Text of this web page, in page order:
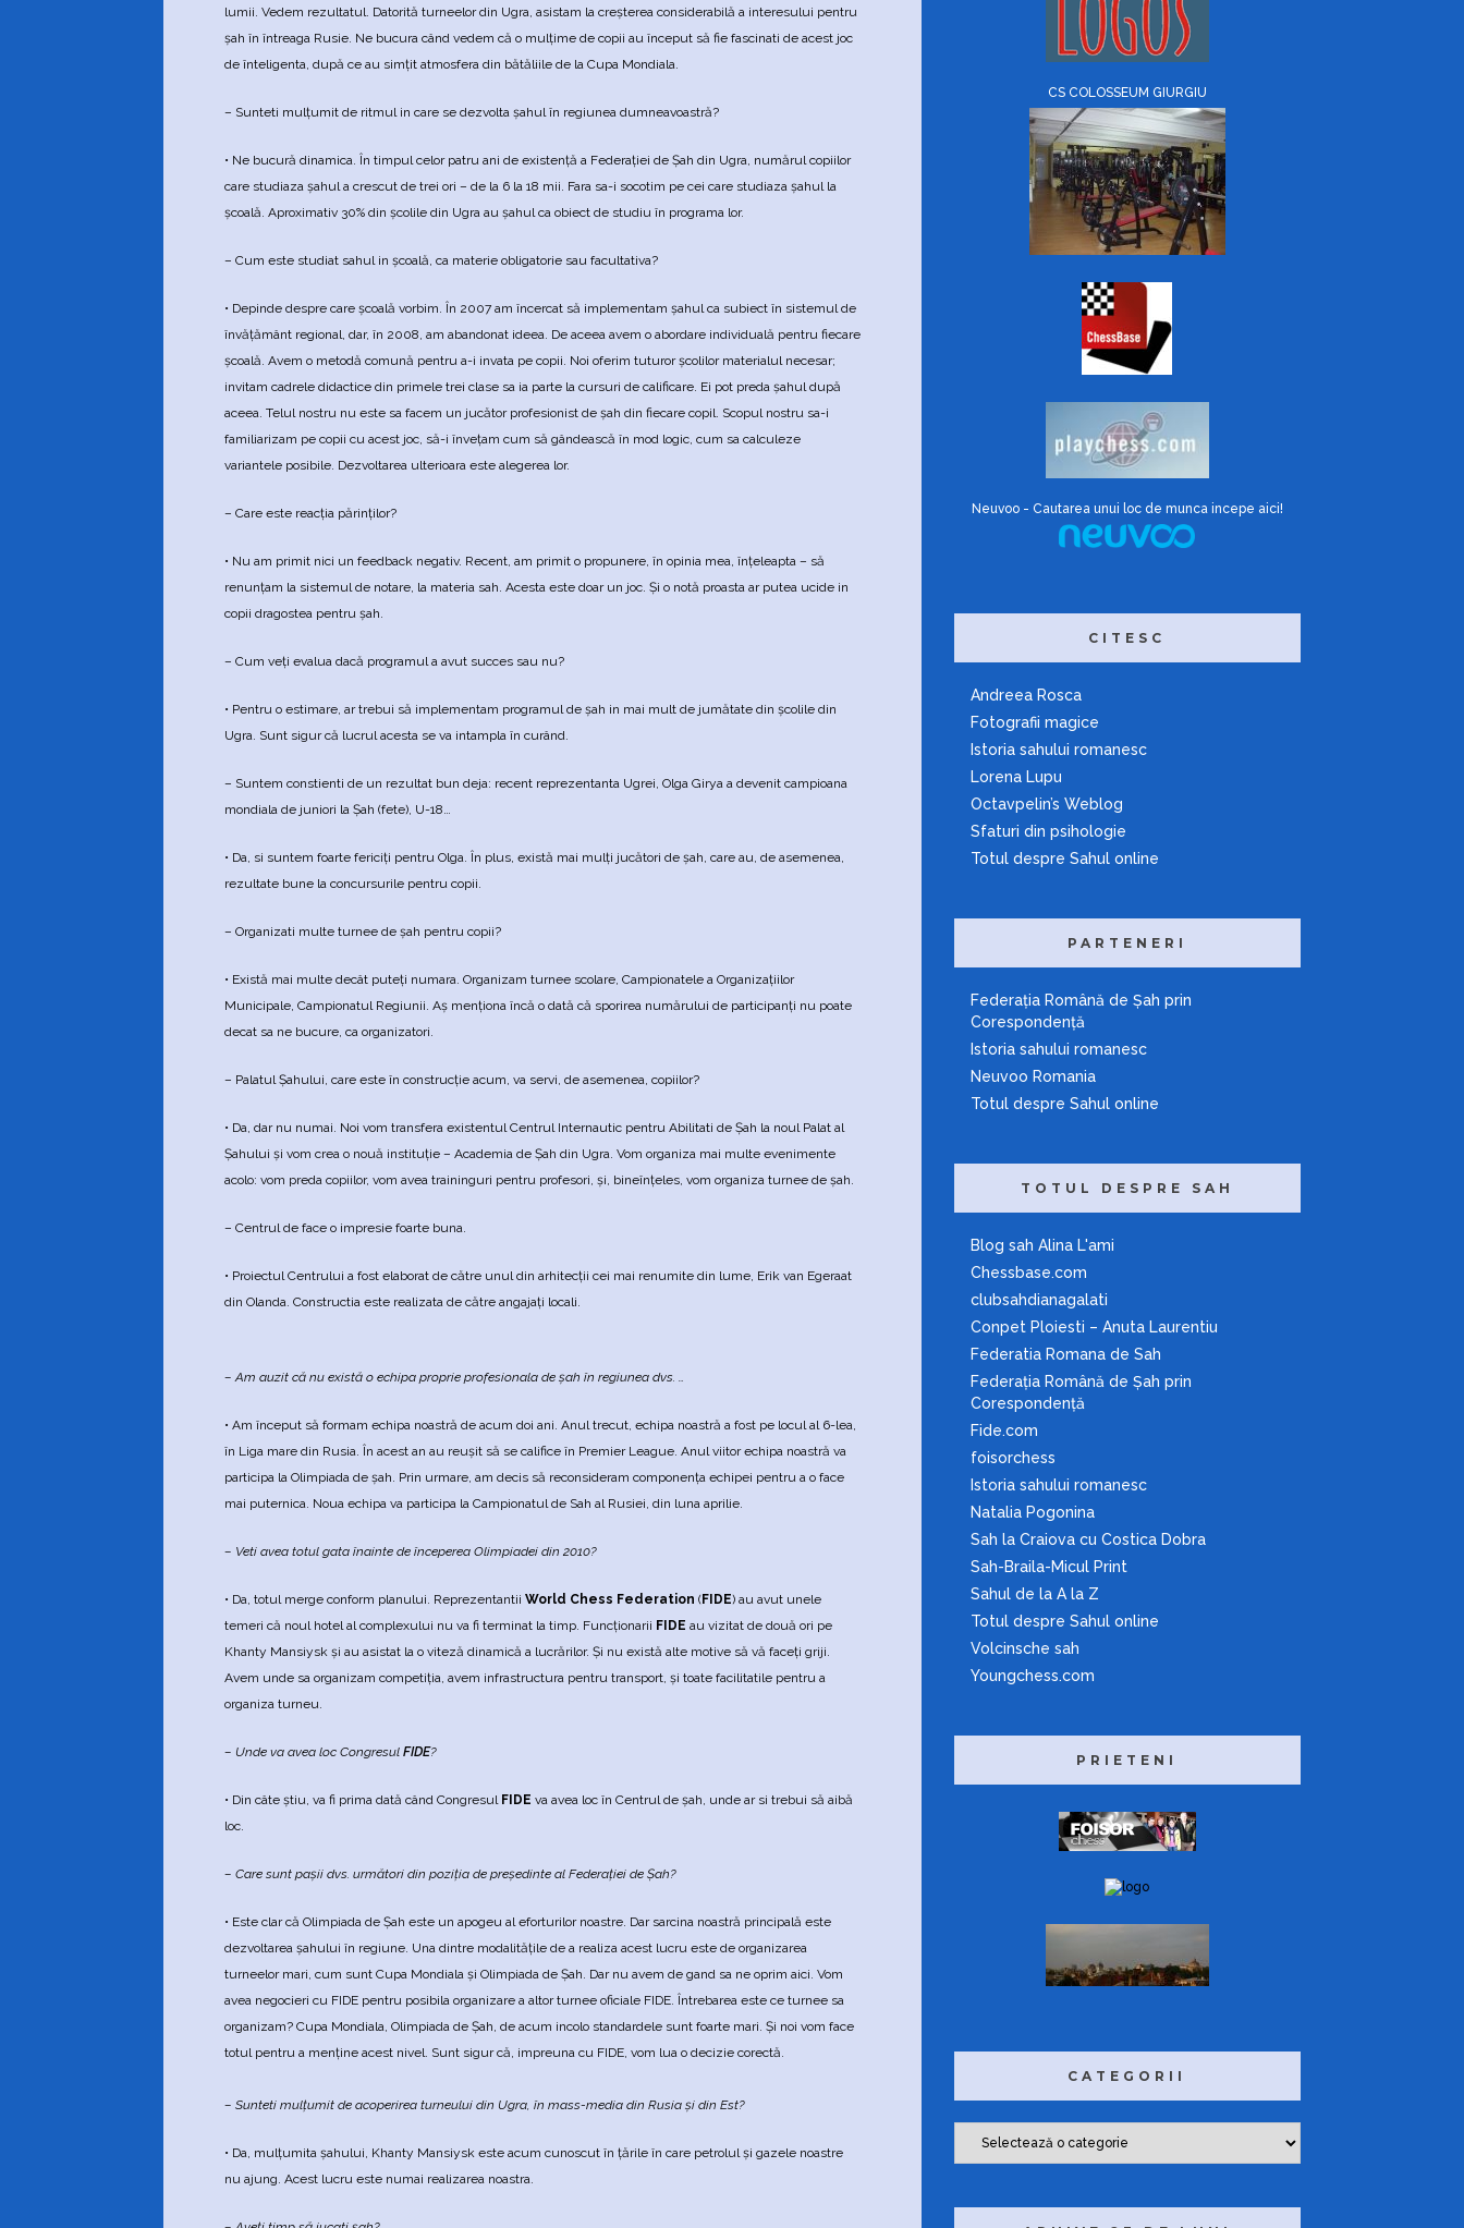
lumii. Vedem rezultatul. Datorită turneelor din Ugra, asistam la creşterea considerabilă a interesului pentru
şah în întreaga Rusie. Ne bucura când vedem că o mulţime de copii au început să fie fascinati de acest joc
de înteligenta, după ce au simţit atmosfera din bătăliile de la Cupa Mondiala.
– Sunteti mulţumit de ritmul in care se dezvolta şahul în regiunea dumneavoastră?
• Ne bucură dinamica. În timpul celor patru ani de existenţă a Federaţiei de Şah din Ugra, numărul copiilor
care studiaza şahul a crescut de trei ori – de la 6 la 18 mii. Fara sa-i socotim pe cei care studiaza şahul la
şcoală. Aproximativ 30% din şcolile din Ugra au şahul ca obiect de studiu în programa lor.
– Cum este studiat sahul in şcoală, ca materie obligatorie sau facultativa?
• Depinde despre care şcoală vorbim. În 2007 am încercat să implementam şahul ca subiect în sistemul de
învăţământ regional, dar, în 2008, am abandonat ideea. De aceea avem o abordare individuală pentru fiecare
şcoală. Avem o metodă comună pentru a-i invata pe copii. Noi oferim tuturor şcolilor materialul necesar;
invitam cadrele didactice din primele trei clase sa ia parte la cursuri de calificare. Ei pot preda şahul după
aceea. Telul nostru nu este sa facem un jucător profesionist de şah din fiecare copil. Scopul nostru sa-i
familiarizam pe copii cu acest joc, să-i înveţam cum să gândească în mod logic, cum sa calculeze
variantele posibile. Dezvoltarea ulterioara este alegerea lor.
– Care este reacţia părinţilor?
• Nu am primit nici un feedback negativ. Recent, am primit o propunere, în opinia mea, înţeleapta – să
renunţam la sistemul de notare, la materia sah. Acesta este doar un joc. Şi o notă proasta ar putea ucide in
copii dragostea pentru şah.
– Cum veţi evalua dacă programul a avut succes sau nu?
• Pentru o estimare, ar trebui să implementam programul de şah in mai mult de jumătate din şcolile din
Ugra. Sunt sigur că lucrul acesta se va intampla în curând.
– Suntem constienti de un rezultat bun deja: recent reprezentanta Ugrei, Olga Girya a devenit campioana
mondiala de juniori la Şah (fete), U-18…
• Da, si suntem foarte fericiţi pentru Olga. În plus, există mai mulţi jucători de şah, care au, de asemenea,
rezultate bune la concursurile pentru copii.
– Organizati multe turnee de şah pentru copii?
• Există mai multe decât puteţi numara. Organizam turnee scolare, Campionatele a Organizaţiilor
Municipale, Campionatul Regiunii. Aş menţiona încă o dată că sporirea numărului de participanţi nu poate
decat sa ne bucure, ca organizatori.
– Palatul Şahului, care este în construcţie acum, va servi, de asemenea, copiilor?
• Da, dar nu numai. Noi vom transfera existentul Centrul Internautic pentru Abilitati de Şah la noul Palat al
Şahului şi vom crea o nouă instituţie – Academia de Şah din Ugra. Vom organiza mai multe evenimente
acolo: vom preda copiilor, vom avea traininguri pentru profesori, şi, bineînţeles, vom organiza turnee de şah.
– Centrul de face o impresie foarte buna.
• Proiectul Centrului a fost elaborat de către unul din arhitecţii cei mai renumite din lume, Erik van Egeraat
din Olanda. Constructia este realizata de către angajaţi locali.
– Am auzit că nu există o echipa proprie profesionala de şah în regiunea dvs. …
• Am început să formam echipa noastră de acum doi ani. Anul trecut, echipa noastră a fost pe locul al 6-lea,
în Liga mare din Rusia. În acest an au reuşit să se califice în Premier League. Anul viitor echipa noastră va
participa la Olimpiada de şah. Prin urmare, am decis să reconsideram componenţa echipei pentru a o face
mai puternica. Noua echipa va participa la Campionatul de Sah al Rusiei, din luna aprilie.
– Veti avea totul gata înainte de începerea Olimpiadei din 2010?
• Da, totul merge conform planului. Reprezentantii World Chess Federation (FIDE) au avut unele
temeri că noul hotel al complexului nu va fi terminat la timp. Funcţionarii FIDE au vizitat de două ori pe
Khanty Mansiysk şi au asistat la o viteză dinamică a lucrărilor. Şi nu există alte motive să vă faceţi griji.
Avem unde sa organizam competiţia, avem infrastructura pentru transport, şi toate facilitatile pentru a
organiza turneu.
– Unde va avea loc Congresul FIDE?
• Din câte ştiu, va fi prima dată când Congresul FIDE va avea loc în Centrul de şah, unde ar si trebui să aibă
loc.
– Care sunt paşii dvs. următori din poziţia de preşedinte al Federaţiei de Şah?
• Este clar că Olimpiada de Şah este un apogeu al eforturilor noastre. Dar sarcina noastră principală este
dezvoltarea şahului în regiune. Una dintre modalităţile de a realiza acest lucru este de organizarea
turneelor mari, cum sunt Cupa Mondiala şi Olimpiada de Şah. Dar nu avem de gand sa ne oprim aici. Vom
avea negocieri cu FIDE pentru posibila organizare a altor turnee oficiale FIDE. Întrebarea este ce turnee sa
organizam? Cupa Mondiala, Olimpiada de Şah, de acum incolo standardele sunt foarte mari. Şi noi vom face
totul pentru a menţine acest nivel. Sunt sigur că, impreuna cu FIDE, vom lua o decizie corectă.
– Sunteti mulţumit de acoperirea turneului din Ugra, în mass-media din Rusia şi din Est?
• Da, mulţumita şahului, Khanty Mansiysk este acum cunoscut în ţările în care petrolul şi gazele noastre
nu ajung. Acest lucru este numai realizarea noastra.
CS COLOSSEUM GIURGIU
Neuvoo - Cautarea unui loc de munca incepe aici!
CITESC
Andreea Rosca
Fotografii magice
Istoria sahului romanesc
Lorena Lupu
Octavpelin’s Weblog
Sfaturi din psihologie
Totul despre Sahul online
PARTENERI
Federaţia Română de Şah prin
Corespondenţă
Istoria sahului romanesc
Neuvoo Romania
Totul despre Sahul online
TOTUL DESPRE SAH
Blog sah Alina L'ami
Chessbase.com
clubsahdianagalati
Conpet Ploiesti – Anuta Laurentiu
Federatia Romana de Sah
Federaţia Română de Şah prin
Corespondenţă
Fide.com
foisorchess
Istoria sahului romanesc
Natalia Pogonina
Sah la Craiova cu Costica Dobra
Sah-Braila-Micul Print
Sahul de la A la Z
Totul despre Sahul online
Volcinsche sah
Youngchess.com
PRIETENI
CATEGORII
t
g